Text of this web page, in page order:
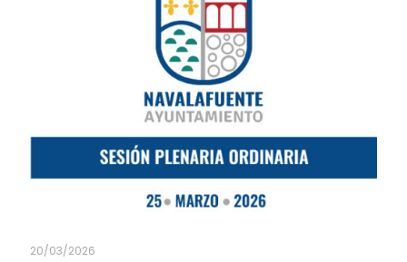
20/03/2026